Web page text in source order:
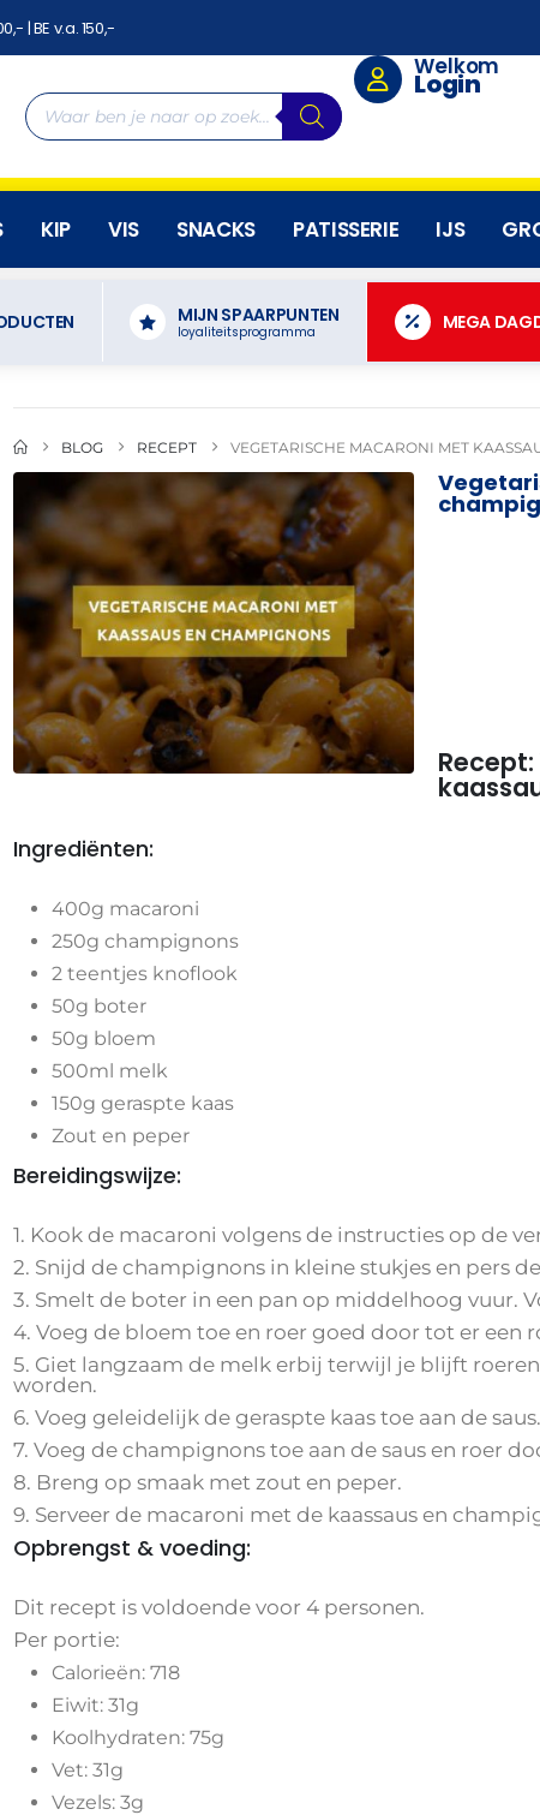
| BE v.a. 150,-
Welkom
Login
KIP VIS SNACKS PATISSERIE IJS
MIJN SPAARPUNTEN
loyaliteitsprogramma MEGA
BLOG RECEPT VEGETARISCHE MACARONI MET
Ingrediënten:
400g macaroni
250g champignons
2 teentjes knoflook
50g boter
50g bloem
500ml melk
150g geraspte kaas
Zout en peper
Bereidingswijze:
1. Kook de macaroni volgens de instructies op de
2. Snijd de champignons in kleine stukjes en pers
3. Smelt de boter in een pan op middelhoog vuur.
4. Voeg de bloem toe en roer goed door tot er een
5. Giet langzaam de melk erbij terwijl je blijft
worden.
6. Voeg geleidelijk de geraspte kaas toe aan de
7. Voeg de champignons toe aan de saus en roer
8. Breng op smaak met zout en peper.
9. Serveer de macaroni met de kaassaus en
Opbrengst & voeding:
Dit recept is voldoende voor 4 personen.
Per portie:
Calorieën: 718
Eiwit: 31g
Koolhydraten: 75g
Vet: 31g
Vezels: 3g